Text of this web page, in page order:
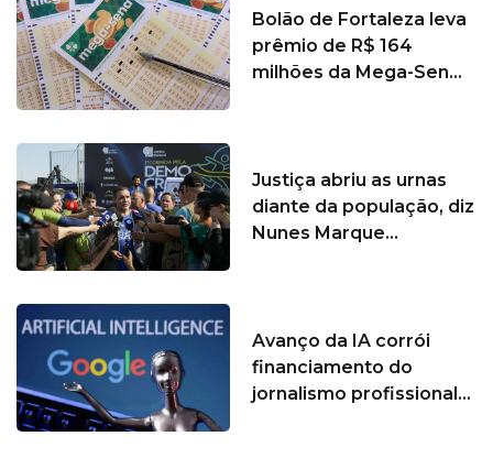
Bolão de Fortaleza leva
prêmio de R$ 164
milhões da Mega-Sen...
Justiça abriu as urnas
diante da população, diz
Nunes Marque...
Avanço da IA corrói
financiamento do
jornalismo profissional...